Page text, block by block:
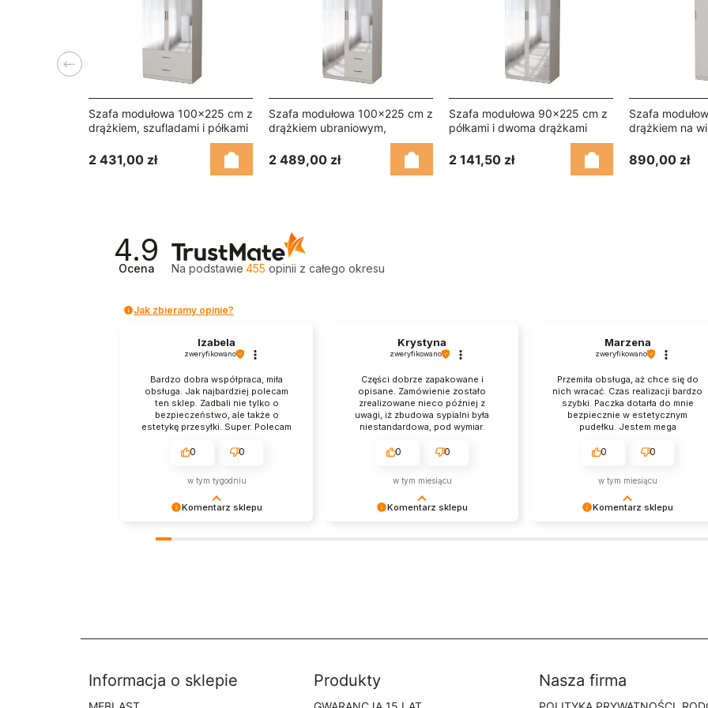
Szafa modułowa 100x225 cm z
drążkiem, szufladami i półkami
– MAX Premium "D" Lustro
2 431,00 zł
Szafa modułowa 100x225 cm z
drążkiem ubraniowym,
szufladami i półkami – MAX
Premium "B" Lustro
2 489,00 zł
Szafa modułowa 90x225 cm z
półkami i dwoma drążkami
ubraniowymi – MAX Premium
"G" Lustro
2 141,50 zł
Szafa
drążkiem na
890,00 zł
Poprzedni
4.9
Ocena Na podstawie 455 opinii z całego okresu
Jak zbieramy opinie?
Komentarz sklepu
Izabela
zweryfikowano
Bardzo dobra współpraca, miła
obsługa. Jak najbardziej polecam
ten sklep. Zadbali nie tylko o
bezpieczeństwo, ale także o
estetykę przesyłki. Super. Polecam
0 0
w tym tygodniu
Komentarz sklepu
Krystyna
zweryfikowano
Części dobrze zapakowane i
opisane. Zamówienie zostało
zrealizowane nieco później z
uwagi, iż zbudowa sypialni była
niestandardowa, pod wymiar.
klienta profesjonalna, otrzymałam
solidnie.
0 0
w tym miesiącu
Komentarz sklepu
Marzena
zweryfikowano
Przemiła obsługa, aż chce się do
nich wracać. Czas realizacji bardzo
szybki. Paczka dotarła do mnie
bezpiecznie w estetycznym
pudełku. Jestem mega
pewno ponownie.
0 0
w tym miesiącu
Informacja o sklepie Produkty Nasza firma